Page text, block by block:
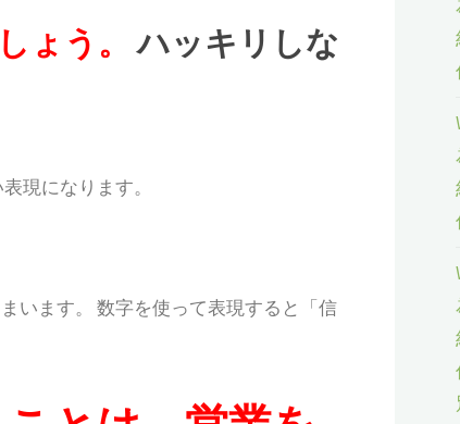
ょう。 ハッキリしな
現になります。
います。
数字を使って表現すると「信